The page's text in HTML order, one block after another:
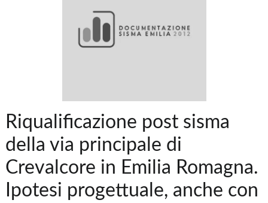
Riqualificazione post sisma
della via principale di
Crevalcore in Emilia Romagna.
Ipotesi progettuale, anche con